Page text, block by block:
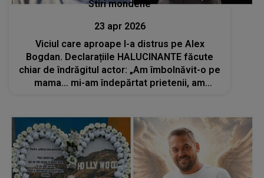
Stiri mondene
23 apr 2026
Viciul care aproape l-a distrus pe Alex
Bogdan. Declarațiile HALUCINANTE făcute
chiar de îndrăgitul actor: „Am îmbolnăvit-o pe
mama… mi-am îndepărtat prietenii, am